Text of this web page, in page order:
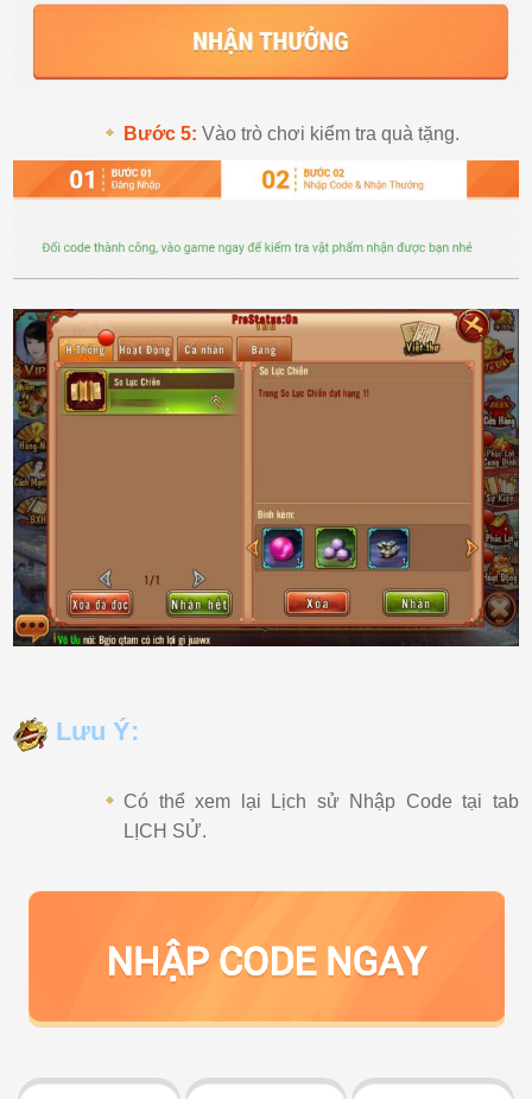
Bước 5: Vào trò chơi kiểm tra quà tặng.
Lưu Ý:
Có thể xem lại Lịch sử Nhập Code tại tab
LỊCH SỬ.